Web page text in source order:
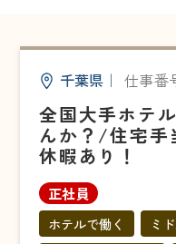
千葉県 ｜ 仕事番
全国大手ホテ
んか？/住宅手
休暇あり！
正社員
ホテルで働く ミ